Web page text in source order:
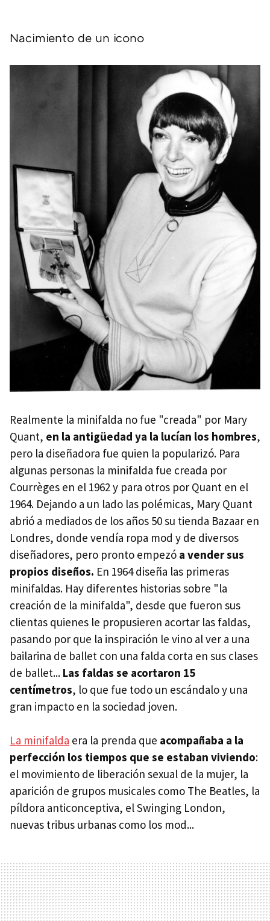
Nacimiento de un icono
Realmente la minifalda no fue "creada" por Mary
Quant, en la antigüedad ya la lucían los hombres,
pero la diseñadora fue quien la popularizó. Para
algunas personas la minifalda fue creada por
Courrèges en el 1962 y para otros por Quant en el
1964. Dejando a un lado las polémicas, Mary Quant
abrió a mediados de los años 50 su tienda Bazaar en
Londres, donde vendía ropa mod y de diversos
diseñadores, pero pronto empezó a vender sus
propios diseños. En 1964 diseña las primeras
minifaldas. Hay diferentes historias sobre "la
creación de la minifalda", desde que fueron sus
clientas quienes le propusieren acortar las faldas,
pasando por que la inspiración le vino al ver a una
bailarina de ballet con una falda corta en sus clases
de ballet... Las faldas se acortaron 15
centímetros, lo que fue todo un escándalo y una
gran impacto en la sociedad joven.
La minifalda era la prenda que acompañaba a la
perfección los tiempos que se estaban viviendo:
el movimiento de liberación sexual de la mujer, la
aparición de grupos musicales como The Beatles, la
píldora anticonceptiva, el Swinging London,
nuevas tribus urbanas como los mod...